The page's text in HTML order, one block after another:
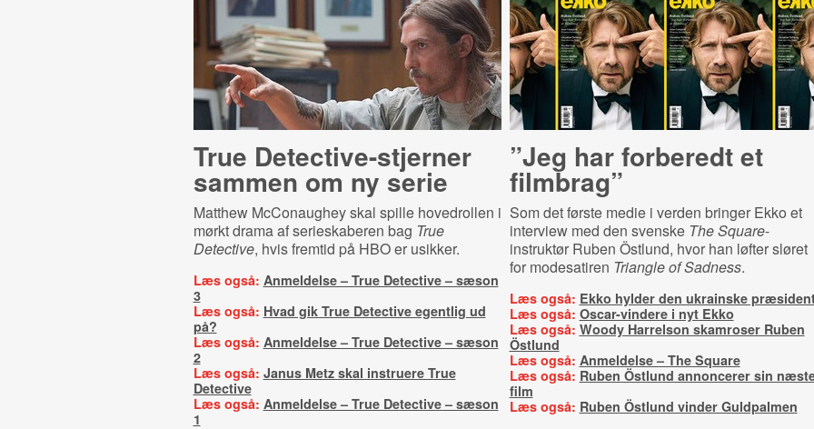
True De­tecti­ve-​stjer­ner
sammen om ny serie
Matthew McConaughey skal spille hovedrollen i
mørkt drama af serieskaberen bag True
Detective, hvis fremtid på HBO er usikker.
Læs også: Anmeldelse – True Detective – sæson
3
Læs også: Hvad gik True Detective egentlig ud
på?
Læs også: Anmeldelse – True Detective – sæson
2
Læs også: Janus Metz skal instruere True
Detective
Læs også: Anmeldelse – True Detective – sæson
1
”Jeg har forberedt et
filmbrag”
Som det første medie i verden bringer Ekko et
interview med den svenske The Square-
instruktør Ruben Östlund, hvor han løfter sløret
for modesatiren Triangle of Sadness.
Læs også: Ekko hylder den ukrainske
Læs også: Oscar-vindere i nyt Ekko
Læs også: Woody Harrelson skamroser Ruben
Östlund
Læs også: Anmeldelse – The Square
Læs også: Ruben Östlund annoncerer sin
film
Læs også: Ruben Östlund vinder Guldpalmen